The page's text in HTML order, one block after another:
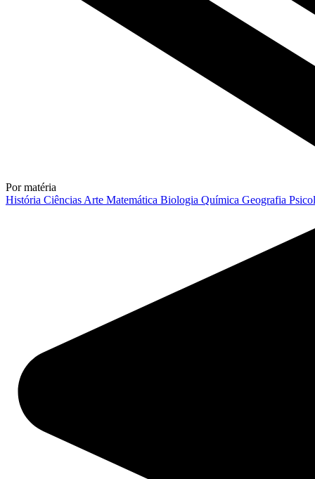
Por matéria
História Ciências Arte Matemática Biologia Química Geografia